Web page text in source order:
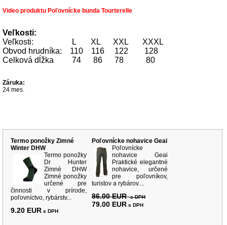
Video produktu Poľovnícke bunda Tourterelle
Veľkosti:
Veľkosti: L XL XXL XXXL
Obvod hrudníka: 110 116 122 128
Celková dĺžka 74 86 78 80
Záruka:
24 mes.
Termo ponožky Zimné
Winter DHW
Termo ponožky
Dr Hunter
Zimné DHW
Zimné ponožky
určené pre
činnosti v prírode,
poľovníctvo, rybárstv...
9.20 EUR s DPH
Poľovnícke nohavice Geai
Poľovnícke
nohavice Geai
Praktické elegantné
nohavice, určené
pre poľovníkov,
turistov a rybárov....
86.00 EURs DPH
79.00 EUR s DPH